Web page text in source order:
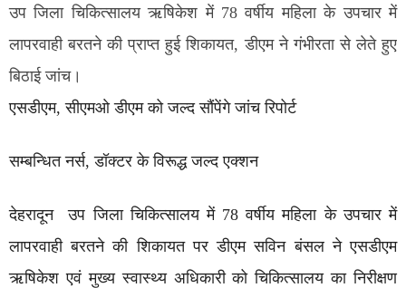
उप जिला चिकित्सालय ऋषिकेश में 78 वर्षीय महिला के उपचार में
लापरवाही बरतने की प्राप्त हुई शिकायत, डीएम ने गंभीरता से लेते हुए
बिठाई जांच।
एसडीएम, सीएमओ डीएम को जल्द सौंपेंगे जांच रिपोर्ट
सम्बन्धित नर्स, डॉक्टर के विरूद्ध जल्द एक्शन
देहरादून उप जिला चिकित्सालय में 78 वर्षीय महिला के उपचार में
लापरवाही बरतने की शिकायत पर डीएम सविन बंसल ने एसडीएम
ऋषिकेश एवं मुख्य स्वास्थ्य अधिकारी को चिकित्सालय का निरीक्षण